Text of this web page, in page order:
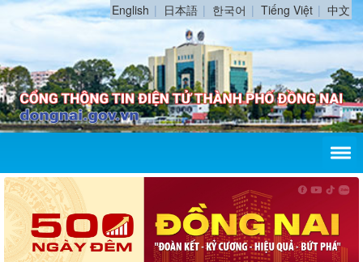
English 日本語 한국어 Tiếng Việt 中文